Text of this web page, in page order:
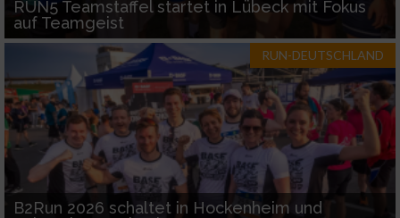
RUN5 Teamstaffel startet in Lübeck mit Fokus
auf Teamgeist
RUN-DEUTSCHLAND
B2Run 2026 schaltet in Hockenheim und